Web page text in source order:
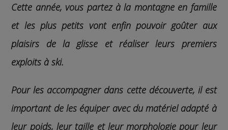
Cette année, vous partez à la montagne en famille
et les plus petits vont enfin pouvoir goûter aux
plaisirs de la glisse et réaliser leurs premiers
exploits à ski.
Pour les accompagner dans cette découverte, il est
important de les équiper avec du matériel adapté à
leur poids, leur taille et leur morphologie pour leur